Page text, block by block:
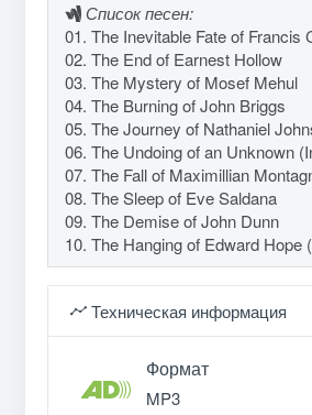
Список песен:
01. The Inevitable Fate of Francis
02. The End of Earnest Hollow
03. The Mystery of Mosef Mehul
04. The Burning of John Briggs
05. The Journey of Nathaniel
06. The Undoing of an Unknown
07. The Fall of Maximillian
08. The Sleep of Eve Saldana
09. The Demise of John Dunn
10. The Hanging of Edward Hope
Техническая информация
Формат
MP3